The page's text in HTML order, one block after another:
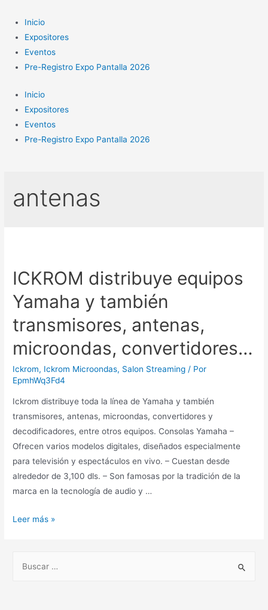
contenido
Inicio
Expositores
Eventos
Pre-Registro Expo Pantalla 2026
Inicio
Expositores
Eventos
Pre-Registro Expo Pantalla 2026
antenas
ICKROM distribuye equipos
Yamaha y también
transmisores, antenas,
microondas, convertidores…
Ickrom, Ickrom Microondas, Salon Streaming / Por
EpmhWq3Fd4
Ickrom distribuye toda la línea de Yamaha y también
transmisores, antenas, microondas, convertidores y
decodificadores, entre otros equipos. Consolas Yamaha –
Ofrecen varios modelos digitales, diseñados especialmente
para televisión y espectáculos en vivo. – Cuestan desde
alrededor de 3,100 dls. – Son famosas por la tradición de la
marca en la tecnología de audio y …
ICKROM
Yamaha
Leer más »